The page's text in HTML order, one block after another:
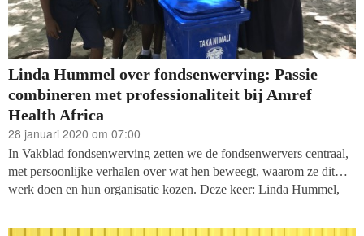
Linda Hummel over fondsenwerving: Passie
combineren met professionaliteit bij Amref
Health Africa
28 januari 2020 om 07:00
In Vakblad fondsenwerving zetten we de fondsenwervers centraal,
met persoonlijke verhalen over wat hen beweegt, waarom ze dit
werk doen en hun organisatie kozen. Deze keer: Linda Hummel,
het internationale hoofdkantoor van Amref Flying Doctors.